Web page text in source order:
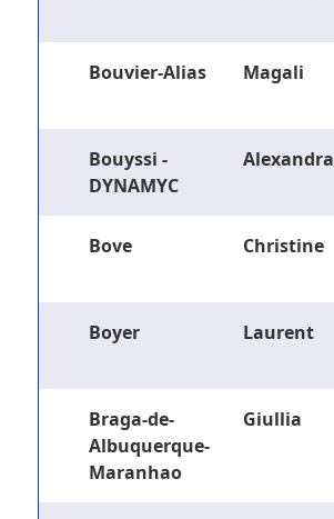
Bouvier-Alias Magali
Bouyssi -
DYNAMYC
Alexandra
Bove Christine
Boyer Laurent
Braga-de-
Albuquerque-
Maranhao
Giullia